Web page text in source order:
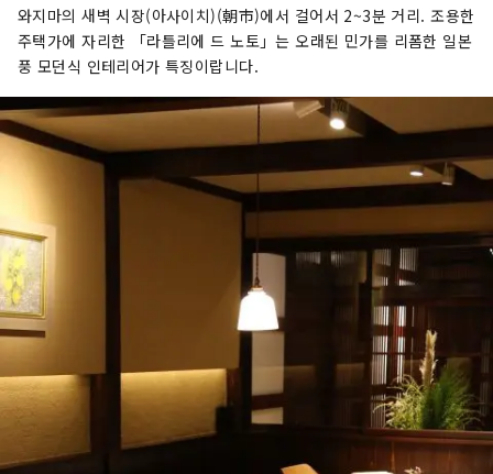
와지마의 새벽 시장(아사이치)(朝市)에서 걸어서 2~3분 거리. 조용한
주택가에 자리한 「라틀리에 드 노토」는 오래된 민가를 리폼한 일본
풍 모던식 인테리어가 특징이랍니다.